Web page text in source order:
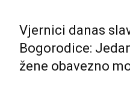
Vjernici danas
Bogorodice:
žene obavezno